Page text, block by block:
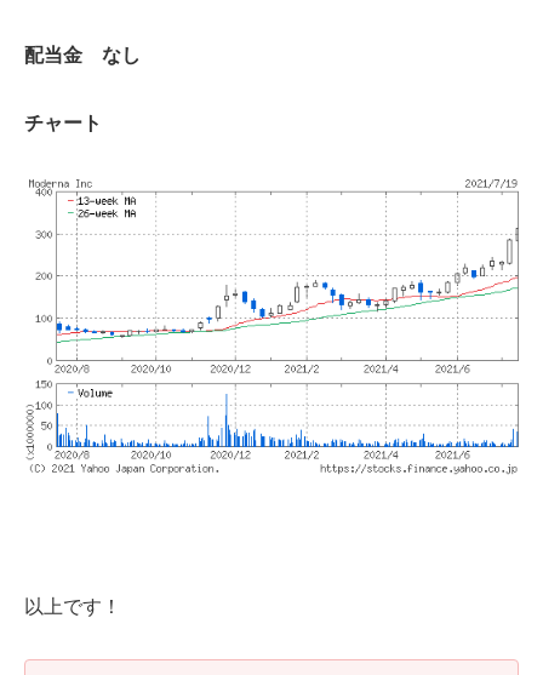
配当金 なし
チャート
以上です！